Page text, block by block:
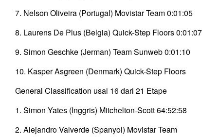
7. Nelson Oliveira (Portugal) Movistar Team 0:01:05
8. Laurens De Plus (Belgia) Quick-Step Floors 0:01:07
9. Simon Geschke (Jerman) Team Sunweb 0:01:10
10. Kasper Asgreen (Denmark) Quick-Step Floors
General Classification usai 16 dari 21 Etape
1. Simon Yates (Inggris) Mitchelton-Scott 64:52:58
2. Alejandro Valverde (Spanyol) Movistar Team